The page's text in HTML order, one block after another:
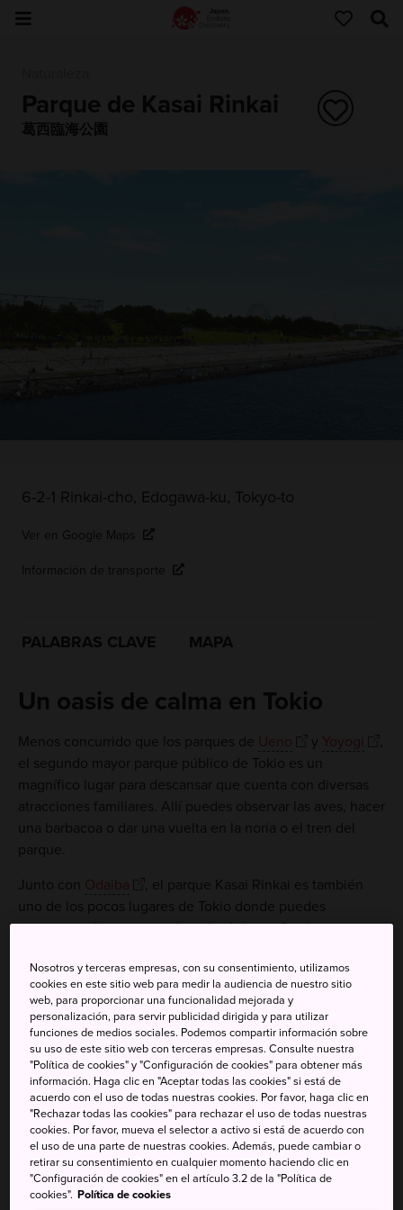
Parque de Kasai Rinkai
葛西臨海公園
6-2-1 Rinkai-cho, Edogawa-ku, Tokyo-to
Ver en Google Maps
Información de transporte
PALABRAS CLAVE MAPA
Un oasis de calma en Tokio
Menos concurrido que los parques de Ueno y Yoyogi
el segundo mayor parque público de Tokio es un
magnífico lugar para descansar que cuenta con diversas
atracciones familiares. Allí puedes observar las aves, hacer
una barbacoa o dar una vuelta en la noria o el tren del
parque.
Junto con Odaiba
, el parque Kasai Rinkai es también
uno de los pocos lugares de Tokio donde puedes
aventurarte libremente a la orilla del mar. Gracias a unas
comenzado a recuperarse la vida marina.
No te pierdas
La impresionante pecera de atunes del acuario
Sea Life Park
El canto de los pájaros en la apartada reserva de
vida salvaje
La oportunidad de ver el monte Fuji desde la
Nosotros y terceras empresas, con su consentimiento, utilizamos
cookies en este sitio web para medir la audiencia de nuestro sitio
web, para proporcionar una funcionalidad mejorada y
personalización, para servir publicidad dirigida y para utilizar
funciones de medios sociales. Podemos compartir información sobre
su uso de este sitio web con terceras empresas. Consulte nuestra
"Política de cookies" y "Configuración de cookies" para obtener más
información. Haga clic en "Aceptar todas las cookies" si está de
acuerdo con el uso de todas nuestras cookies. Por favor, haga clic en
"Rechazar todas las cookies" para rechazar el uso de todas nuestras
cookies. Por favor, mueva el selector a activo si está de acuerdo con
el uso de una parte de nuestras cookies. Además, puede cambiar o
retirar su consentimiento en cualquier momento haciendo clic en
"Configuración de cookies" en el artículo 3.2 de la "Política de
cookies". Política de cookies